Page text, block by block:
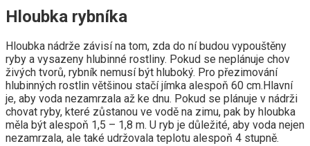
Hloubka rybníka
Hloubka nádrže závisí na tom, zda do ní budou vypouštěny
ryby a vysazeny hlubinné rostliny. Pokud se neplánuje chov
živých tvorů, rybník nemusí být hluboký. Pro přezimování
hlubinných rostlin většinou stačí jímka alespoň 60 cm.Hlavní
je, aby voda nezamrzala až ke dnu. Pokud se plánuje v nádrži
chovat ryby, které zůstanou ve vodě na zimu, pak by hloubka
měla být alespoň 1,5 – 1,8 m. U ryb je důležité, aby voda nejen
nezamrzala, ale také udržovala teplotu alespoň 4 stupně.